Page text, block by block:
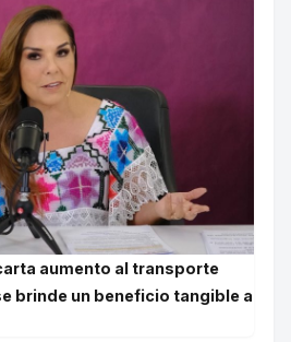
aumento al transporte
brinde un beneficio tangible a